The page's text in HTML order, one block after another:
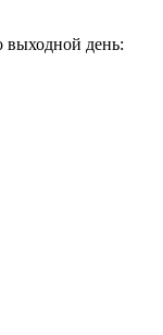
выходной день: